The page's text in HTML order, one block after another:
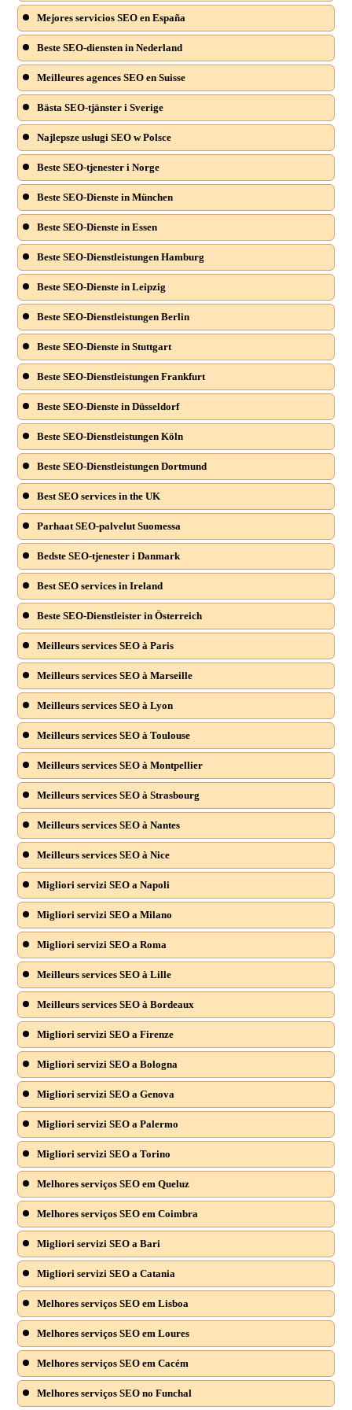
Mejores servicios SEO en España
Beste SEO-diensten in Nederland
Meilleures agences SEO en Suisse
Bästa SEO-tjänster i Sverige
Najlepsze usługi SEO w Polsce
Beste SEO-tjenester i Norge
Beste SEO-Dienste in München
Beste SEO-Dienste in Essen
Beste SEO-Dienstleistungen Hamburg
Beste SEO-Dienste in Leipzig
Beste SEO-Dienstleistungen Berlin
Beste SEO-Dienste in Stuttgart
Beste SEO-Dienstleistungen Frankfurt
Beste SEO-Dienste in Düsseldorf
Beste SEO-Dienstleistungen Köln
Beste SEO-Dienstleistungen Dortmund
Best SEO services in the UK
Parhaat SEO-palvelut Suomessa
Bedste SEO-tjenester i Danmark
Best SEO services in Ireland
Beste SEO-Dienstleister in Österreich
Meilleurs services SEO à Paris
Meilleurs services SEO à Marseille
Meilleurs services SEO à Lyon
Meilleurs services SEO à Toulouse
Meilleurs services SEO à Montpellier
Meilleurs services SEO à Strasbourg
Meilleurs services SEO à Nantes
Meilleurs services SEO à Nice
Migliori servizi SEO a Napoli
Migliori servizi SEO a Milano
Migliori servizi SEO a Roma
Meilleurs services SEO à Lille
Meilleurs services SEO à Bordeaux
Migliori servizi SEO a Firenze
Migliori servizi SEO a Bologna
Migliori servizi SEO a Genova
Migliori servizi SEO a Palermo
Migliori servizi SEO a Torino
Melhores serviços SEO em Queluz
Melhores serviços SEO em Coimbra
Migliori servizi SEO a Bari
Migliori servizi SEO a Catania
Melhores serviços SEO em Lisboa
Melhores serviços SEO em Loures
Melhores serviços SEO em Cacém
Melhores serviços SEO no Funchal